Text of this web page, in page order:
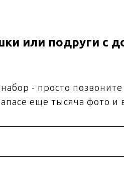
или подруги с
- просто
еще тысяча фото и